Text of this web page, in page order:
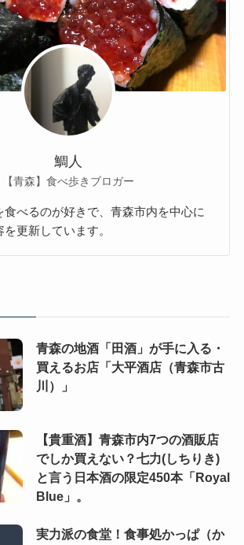
鯛人
【青森】食べ歩きブロガー
食べるのが好きで、青森市内を中心に
更新しています。
青森の地酒「田酒」が手に入る・
買えるお店「大平酒店（青森市古
川）」
【貴重酒】青森市内7つの酒販店
でしか買えない？七力(しちりき)
と言う日本酒の限定450本「Royal
Blue」。
実力派の食堂！食事処かっぱ（か